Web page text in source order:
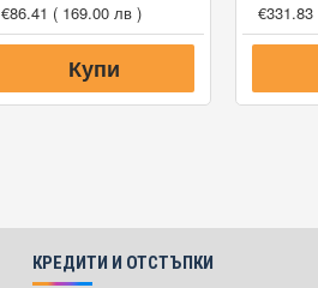
€86.41 ( 169.00 лв )
Купи
€331.83
КРЕДИТИ И ОТСТЪПКИ